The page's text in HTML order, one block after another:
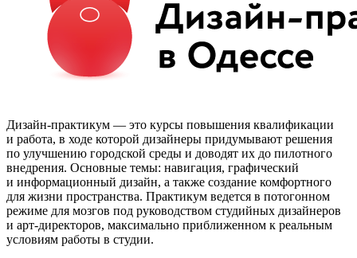
Дизайн-практикум — это курсы повышения квалификации
и работа, в ходе которой дизайнеры придумывают решения
по улучшению городской среды и доводят их до пилотного
внедрения. Основные темы: навигация, графический
и информационный дизайн, а также создание комфортного
для жизни пространства. Практикум ведется в потогонном
режиме для мозгов под руководством студийных дизайнеров
и арт-директоров, максимально приближенном к реальным
условиям работы в студии.